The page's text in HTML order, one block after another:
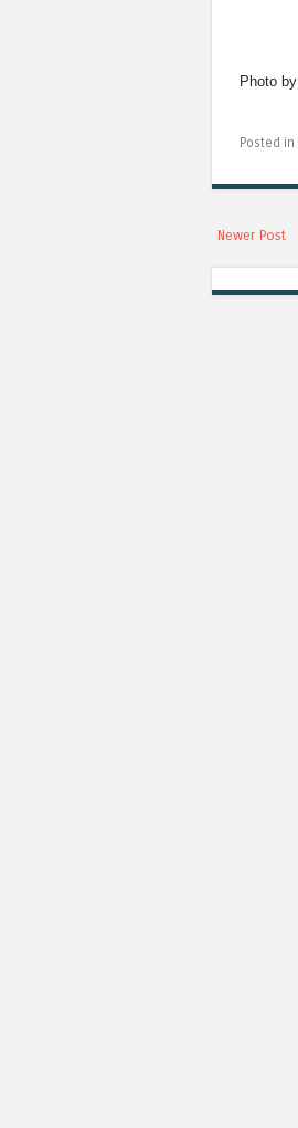
Photo by
Posted in
Newer Post